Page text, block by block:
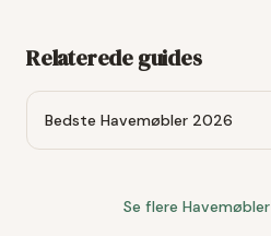
Relaterede guides
Bedste Havemøbler 2026
Se flere Havemøbler